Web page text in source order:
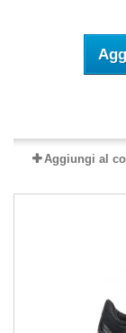
Aggiungi al